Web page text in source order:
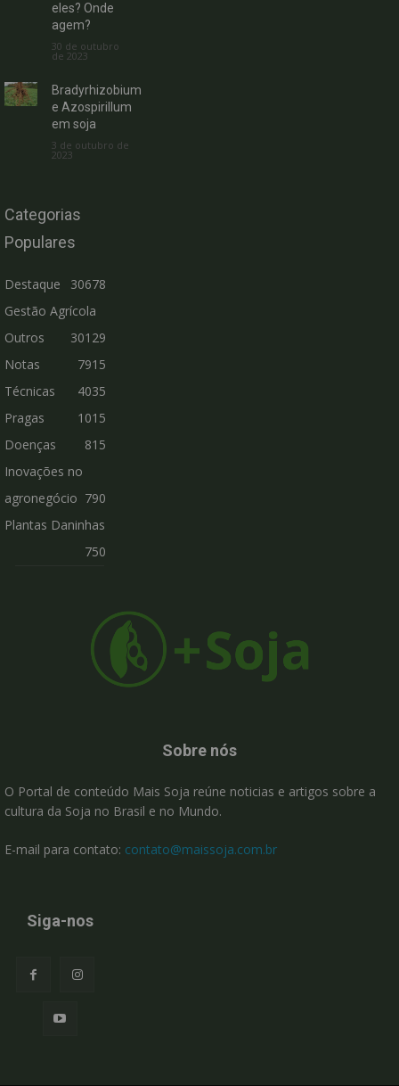
eles? Onde
agem?
30 de outubro
de 2023
Bradyrhizobium
e Azospirillum
em soja
3 de outubro de
2023
Categorias
Populares
Destaque
30678
Gestão Agrícola
30129
Outros
7915
Notas
Técnicas
4035
Pragas
1015
Doenças
815
Inovações no
agronegócio 790
Plantas Daninhas
750
Sobre nós
O Portal de conteúdo Mais Soja reúne noticias e artigos sobre a
cultura da Soja no Brasil e no Mundo.
E-mail para contato: contato@maissoja.com.br
Siga-nos